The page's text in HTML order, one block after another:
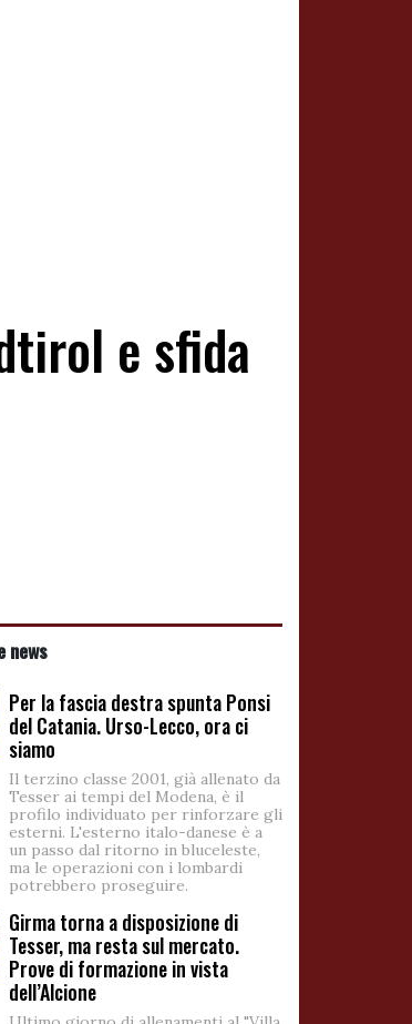
e sfida
news
Per la fascia destra spunta Ponsi
del Catania. Urso-Lecco, ora ci
siamo
Il terzino classe 2001, già allenato da
Tesser ai tempi del Modena, è il
profilo individuato per rinforzare gli
esterni. L'esterno italo-danese è a
un passo dal ritorno in bluceleste,
ma le operazioni con i lombardi
potrebbero proseguire.
Girma torna a disposizione di
Tesser, ma resta sul mercato.
Prove di formazione in vista
dell’Alcione